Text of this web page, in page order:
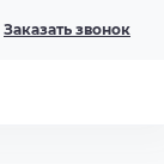
Заказать звонок